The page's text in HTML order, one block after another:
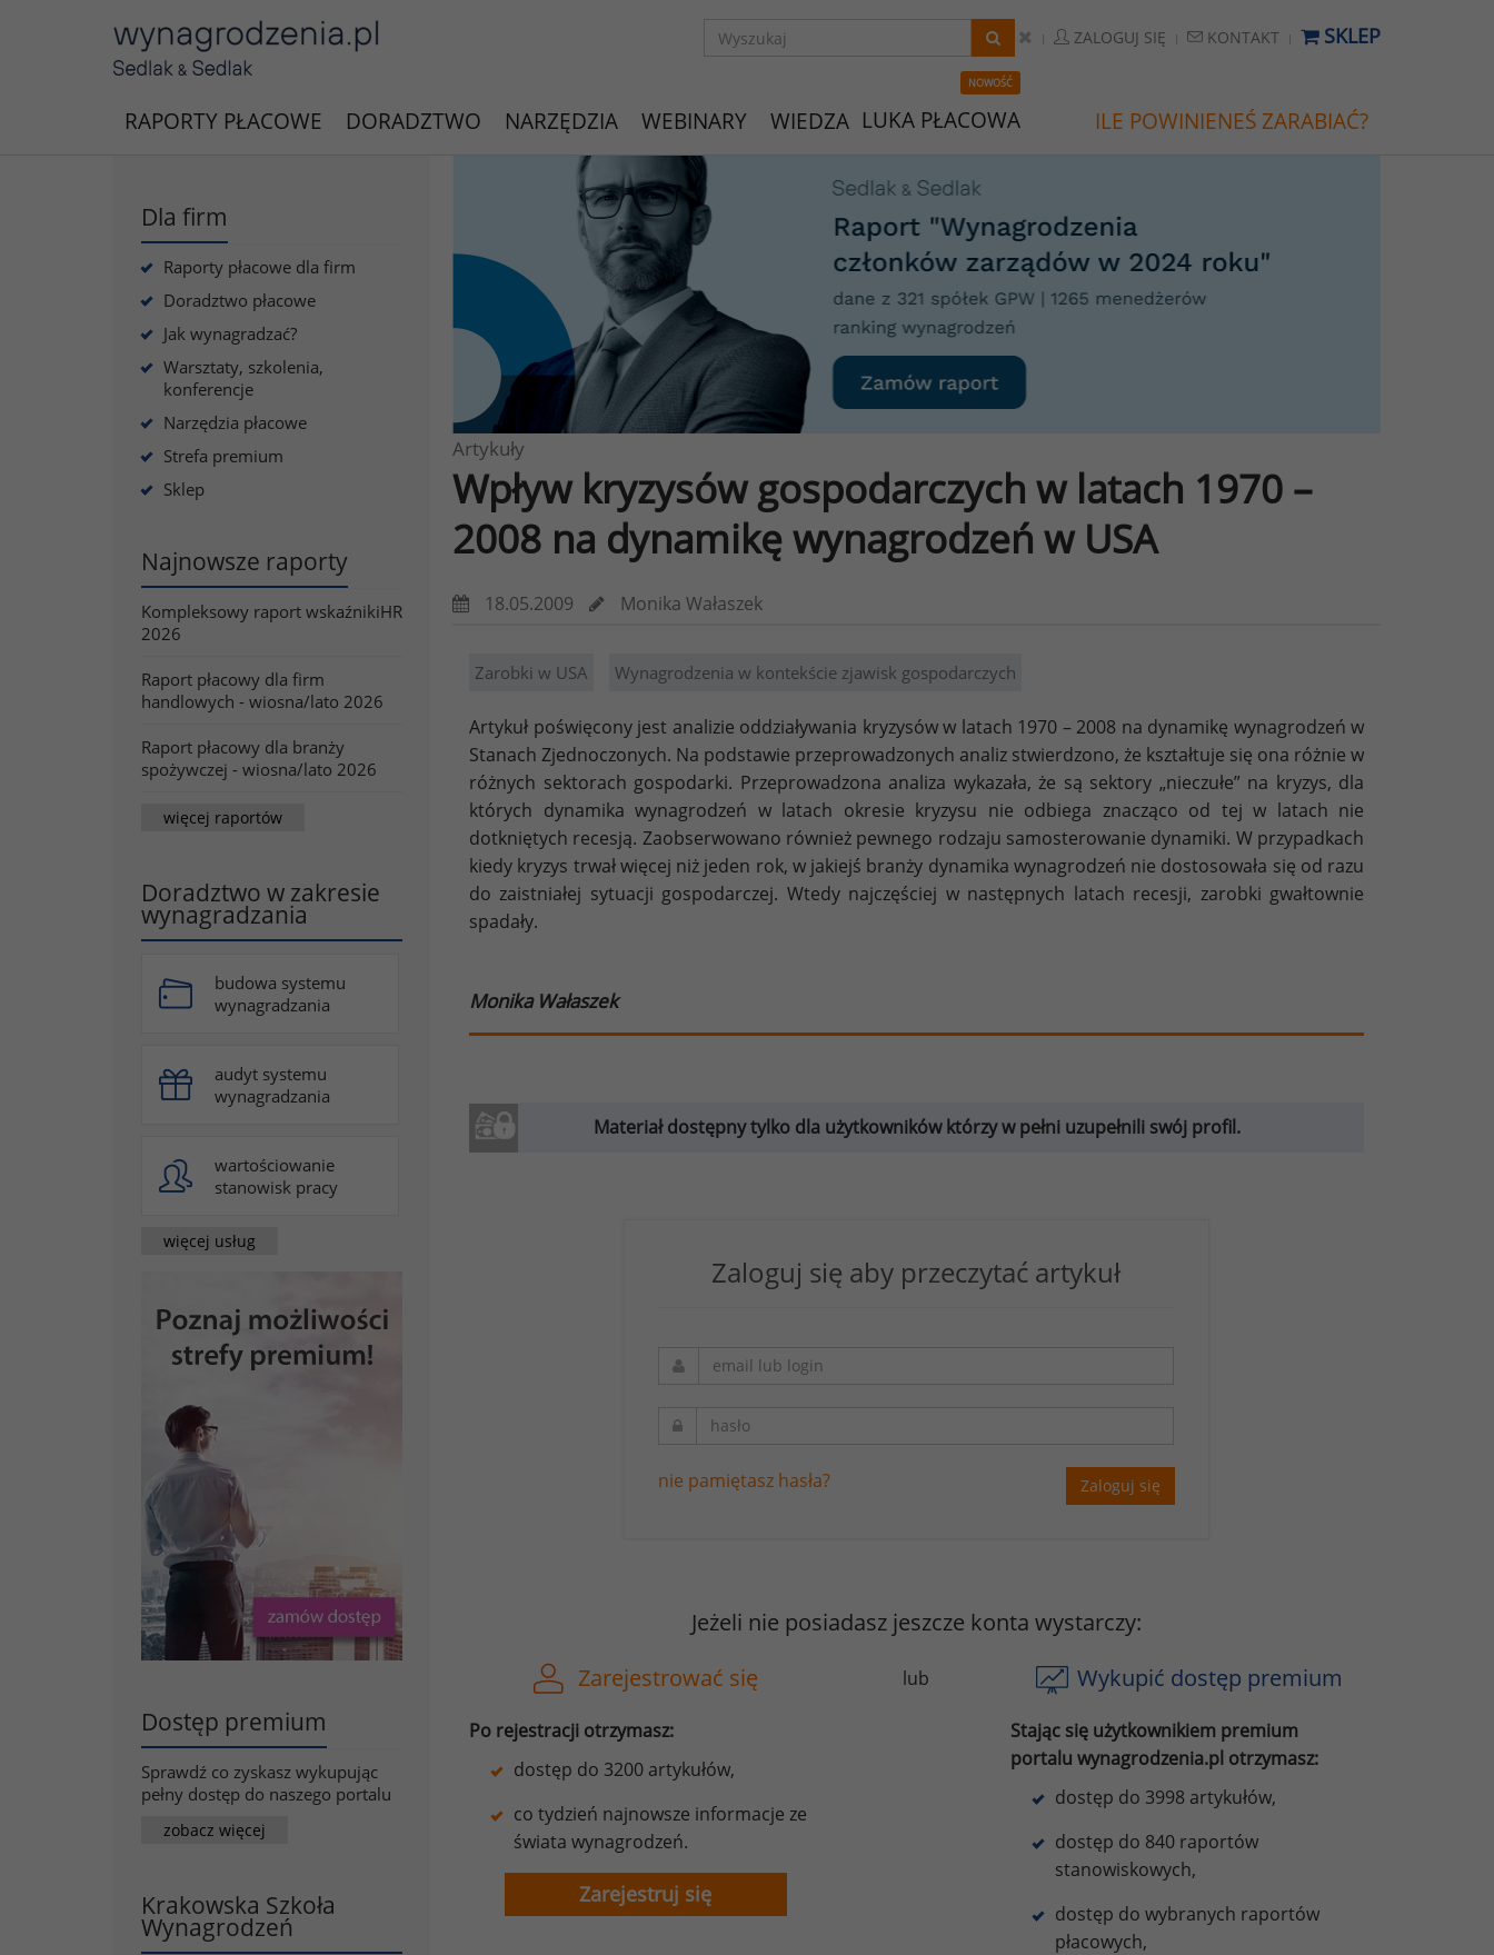
ZALOGUJ SIĘ KONTAKT SKLEP
RAPORTY PŁACOWE DORADZTWO NARZĘDZIA WEBINARY WIEDZA
NOWOŚĆ
LUKA PŁACOWA ILE POWINIENEŚ ZARABIAĆ?
Dla firm
Raporty płacowe dla firm
Doradztwo płacowe
Jak wynagradzać?
Warsztaty, szkolenia,
konferencje
Narzędzia płacowe
Strefa premium
Sklep
Najnowsze raporty
Kompleksowy raport wskaźnikiHR
2026
Raport płacowy dla firm
handlowych - wiosna/lato 2026
Raport płacowy dla branży
spożywczej - wiosna/lato 2026
więcej raportów
Doradztwo w zakresie
wynagradzania
budowa systemu
wynagradzania
audyt systemu
wynagradzania
wartościowanie
stanowisk pracy
więcej usług
Dostęp premium
Sprawdź co zyskasz wykupując
pełny dostęp do naszego portalu
zobacz więcej
Krakowska Szkoła
Wynagrodzeń
Artykuły
Wpływ kryzysów gospodarczych w latach 1970 –
2008 na dynamikę wynagrodzeń w USA
18.05.2009 Monika Wałaszek
Zarobki w USA Wynagrodzenia w kontekście zjawisk gospodarczych
Artykuł poświęcony jest analizie oddziaływania kryzysów w latach 1970 – 2008 na dynamikę wynagrodzeń w
Stanach Zjednoczonych. Na podstawie przeprowadzonych analiz stwierdzono, że kształtuje się ona różnie w
różnych sektorach gospodarki. Przeprowadzona analiza wykazała, że są sektory „nieczułe” na kryzys, dla
których dynamika wynagrodzeń w latach okresie kryzysu nie odbiega znacząco od tej w latach nie
dotkniętych recesją. Zaobserwowano również pewnego rodzaju samosterowanie dynamiki. W przypadkach
kiedy kryzys trwał więcej niż jeden rok, w jakiejś branży dynamika wynagrodzeń nie dostosowała się od razu
do zaistniałej sytuacji gospodarczej. Wtedy najczęściej w następnych latach recesji, zarobki gwałtownie
spadały.
Monika Wałaszek
Materiał dostępny tylko dla użytkowników którzy w pełni uzupełnili swój profil.
Zaloguj się aby przeczytać artykuł
nie pamiętasz hasła? Zaloguj się
Jeżeli nie posiadasz jeszcze konta wystarczy:
Zarejestrować się
Po rejestracji otrzymasz:
dostęp do 3200 artykułów,
co tydzień najnowsze informacje ze
świata wynagrodzeń.
Zarejestruj się
lub Wykupić dostęp premium
Stając się użytkownikiem premium
portalu wynagrodzenia.pl otrzymasz:
dostęp do 3998 artykułów,
dostęp do 840 raportów
stanowiskowych,
dostęp do wybranych raportów
płacowych,